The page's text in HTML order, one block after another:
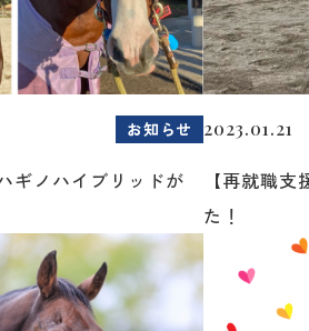
お知らせ
ギノハイブリッドが
2023.01.21
【再就職
た！